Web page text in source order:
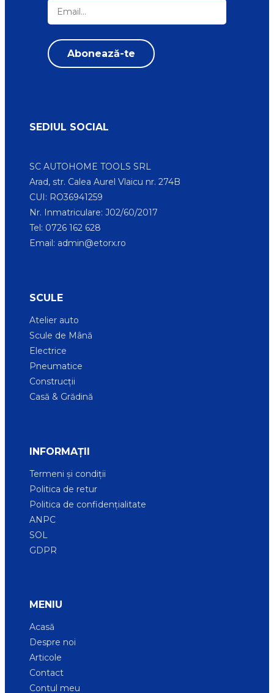
SEDIUL SOCIAL
SC AUTOHOME TOOLS SRL
Arad, str. Calea Aurel Vlaicu nr. 274B
CUI: RO36941259
Nr. Inmatriculare: J02/60/2017
Tel: 0726 162 628
Email: admin@etorx.ro
SCULE
Atelier auto
Scule de Mână
Electrice
Pneumatice
Construcții
Casă & Grădină
INFORMAȚII
Termeni și condiții
Politica de retur
Politica de confidențialitate
ANPC
SOL
GDPR
MENIU
Acasă
Despre noi
Articole
Contact
Contul meu